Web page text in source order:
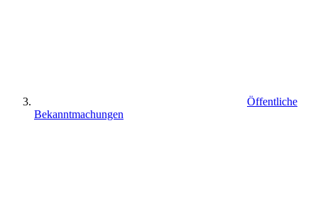
Öffentliche
Bekanntmachungen